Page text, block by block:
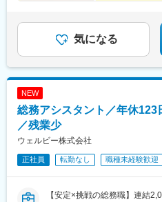
気になる
NEW
総務アシスタント／年休123
／残業少
ウェルビー株式会社
正社員 転勤なし 職種未経験歓迎
【安定×挑戦の総務職】連結